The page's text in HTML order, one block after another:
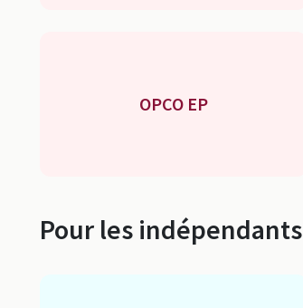
OPCO EP
Pour les indépendants